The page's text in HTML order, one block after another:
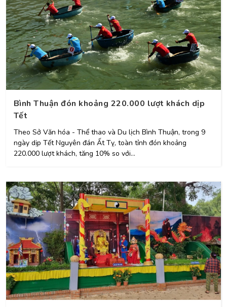
Bình Thuận đón khoảng 220.000 lượt khách dịp
Tết
Theo Sở Văn hóa - Thể thao và Du lịch Bình Thuận, trong 9
ngày dịp Tết Nguyên đán Ất Tỵ, toàn tỉnh đón khoảng
220.000 lượt khách, tăng 10% so với...